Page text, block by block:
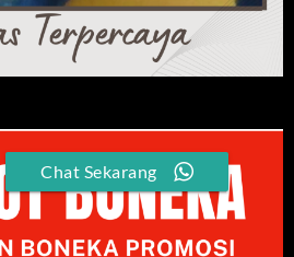
Chat Sekarang